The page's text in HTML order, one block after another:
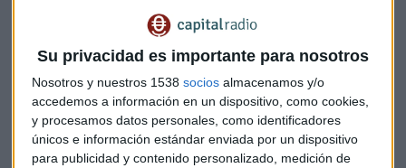
Su privacidad es importante para nosotros
Nosotros y nuestros 1538 socios almacenamos y/o
accedemos a información en un dispositivo, como cookies,
y procesamos datos personales, como identificadores
únicos e información estándar enviada por un dispositivo
para publicidad y contenido personalizado, medición de
EEUU ha aprobado una propuesta para acelerar el proceso
por lo que se ha convocado esa reunión el día 23 de mayo.
Según el director ejecutivo del Foro APEC el acuerdo puede
representar el 30 por ciento de la economía global.
AGENDA…En Alemania se dará a conocer la encuesta de
confianza empresarial IFO de abril